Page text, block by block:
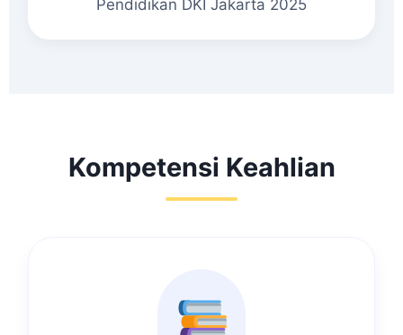
Pendidikan DKI Jakarta 2025
Kompetensi Keahlian